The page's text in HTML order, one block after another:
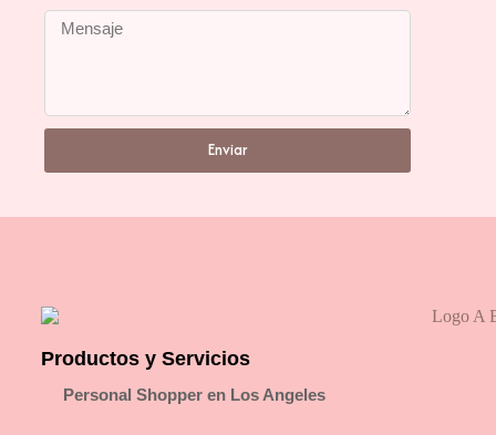
Enviar
Productos y Servicios
Personal Shopper en Los Angeles